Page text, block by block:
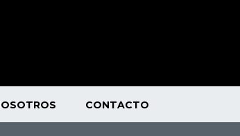
CONTACTO